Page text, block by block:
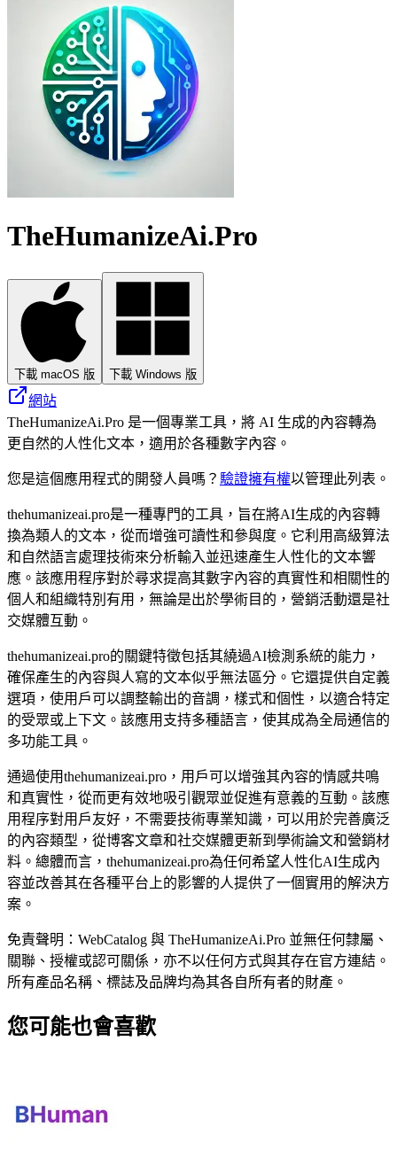
TheHumanizeAi.Pro
下載 macOS 版 下載 Windows 版
網站
TheHumanizeAi.Pro 是一個專業工具，將 AI 生成的內容轉為
更自然的人性化文本，適用於各種數字內容。
您是這個應用程式的開發人員嗎？ 驗證擁有權以管理此列表。
thehumanizeai.pro是一種專門的工具，旨在將AI生成的內容轉
換為類人的文本，從而增強可讀性和參與度。它利用高級算法
和自然語言處理技術來分析輸入並迅速產生人性化的文本響
應。該應用程序對於尋求提高其數字內容的真實性和相關性的
個人和組織特別有用，無論是出於學術目的，營銷活動還是社
交媒體互動。
thehumanizeai.pro的關鍵特徵包括其繞過AI檢測系統的能力，
確保產生的內容與人寫的文本似乎無法區分。它還提供自定義
選項，使用戶可以調整輸出的音調，樣式和個性，以適合特定
的受眾或上下文。該應用支持多種語言，使其成為全局通信的
多功能工具。
通過使用thehumanizeai.pro，用戶可以增強其內容的情感共鳴
和真實性，從而更有效地吸引觀眾並促進有意義的互動。該應
用程序對用戶友好，不需要技術專業知識，可以用於完善廣泛
的內容類型，從博客文章和社交媒體更新到學術論文和營銷材
料。總體而言，thehumanizeai.pro為任何希望人性化AI生成內
容並改善其在各種平台上的影響的人提供了一個實用的解決方
案。
免責聲明：WebCatalog 與 TheHumanizeAi.Pro 並無任何隸屬、
關聯、授權或認可關係，亦不以任何方式與其存在官方連結。
所有產品名稱、標誌及品牌均為其各自所有者的財產。
您可能也會喜歡